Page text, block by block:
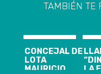
TAMBIÉN TE
CONCEJAL DE
LOTA
MAURICIO
LA